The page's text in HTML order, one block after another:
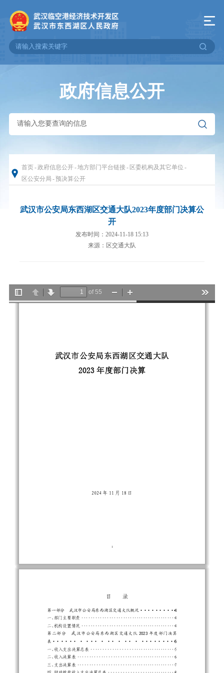
政府信息公开
首页-政府信息公开-地方部门平台链接- 区委机构及其它单位 -
区公安分局 -预决算公开
武汉市公安局东西湖区交通大队2023年度部门决算公
开
发布时间：2024-11-18 15:13
来源：区交通大队